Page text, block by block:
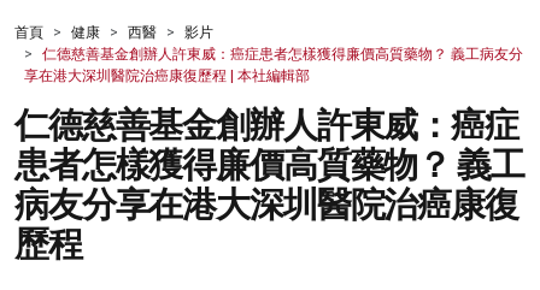
財經
生活
健康
商業
科技
影片
首頁 健康 西醫
影片
仁德慈善基金創辦人許東威：癌症患者怎樣獲得廉價高質藥物？ 義工病友分
享在港大深圳醫院治癌康復歷程 | 本社編輯部
仁德慈善基金創辦人許東威：癌症
患者怎樣獲得廉價高質藥物？ 義工
病友分享在港大深圳醫院治癌康復
歷程